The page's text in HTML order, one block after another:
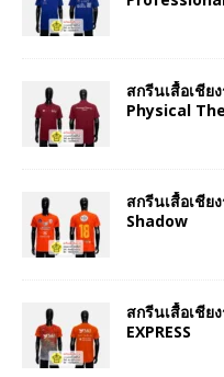
สกรีนเสื้อเชีย
Physical
สกรีนเสื้อเชีย
Shadow
สกรีนเสื้อเชีย
EXPRESS